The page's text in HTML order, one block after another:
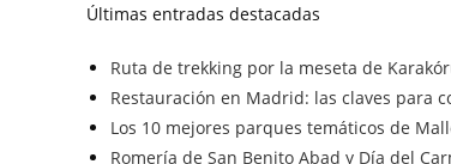
Últimas entradas destacadas
Ruta de trekking por la meseta de
Restauración en Madrid: las claves para
Los 10 mejores parques temáticos de
Romería de San Benito Abad y Día del